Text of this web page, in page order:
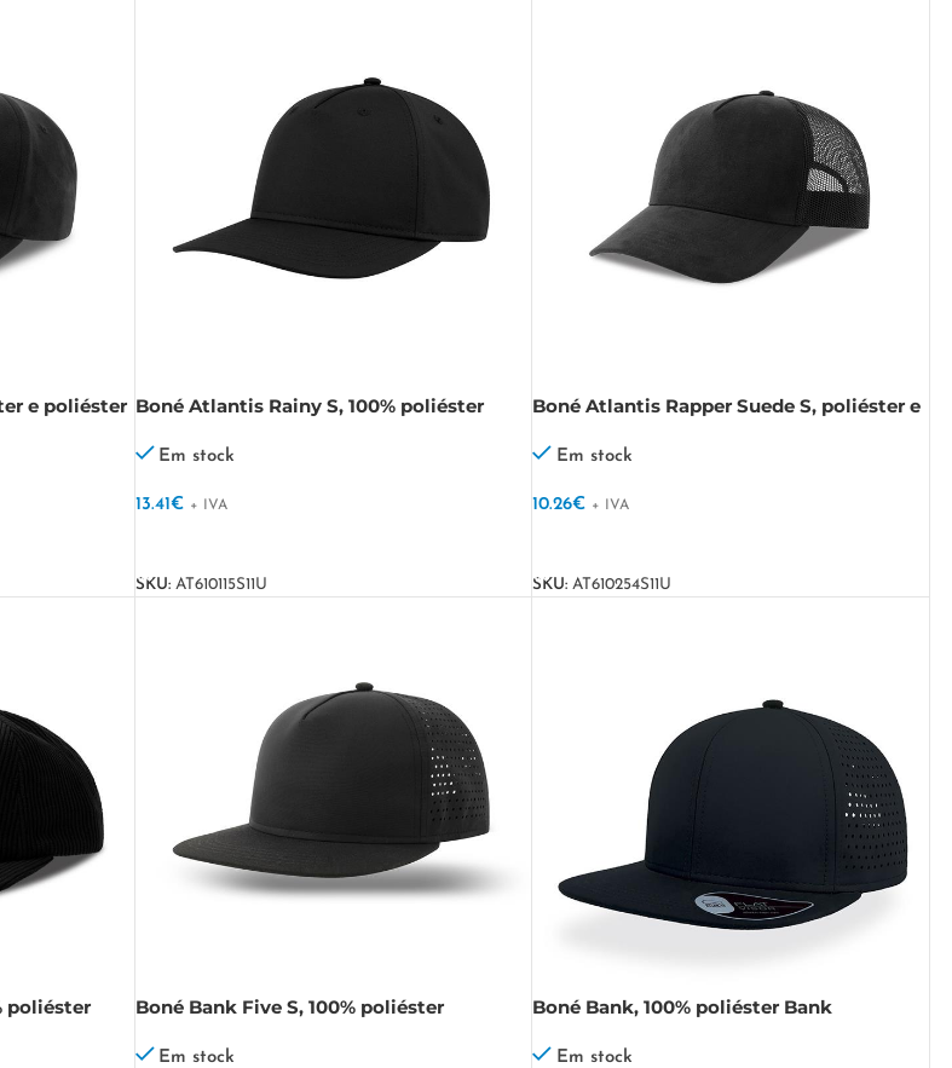
e poliéster Boné Atlantis Rainy S, 100% poliéster
Em stock
13.41 € + IVA
SKU: AT610115S11U
Boné Atlantis Rapper Suede S, poliéster e
Em stock
10.26€ + IVA
SKU:AT610254S11U
poliéster
Boné Bank Five S, 100% poliéster
Em stock
Boné Bank, 100% poliéster Bank
Em stock